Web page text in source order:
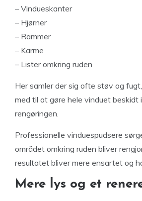
– Vindueskanter
– Hjørner
– Rammer
– Karme
– Lister omkring ruden
Her samler der sig ofte støv og
med til at gøre hele vinduet
rengøringen.
Professionelle vinduespudsere
området omkring ruden bliver
resultatet bliver mere ensartet og
Mere lys og et